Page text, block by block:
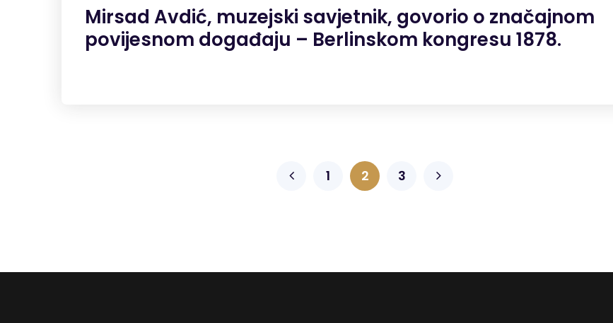
Mirsad Avdić, muzejski savjetnik, govorio o značajnom
povijesnom događaju – Berlinskom kongresu 1878.
1 2 3